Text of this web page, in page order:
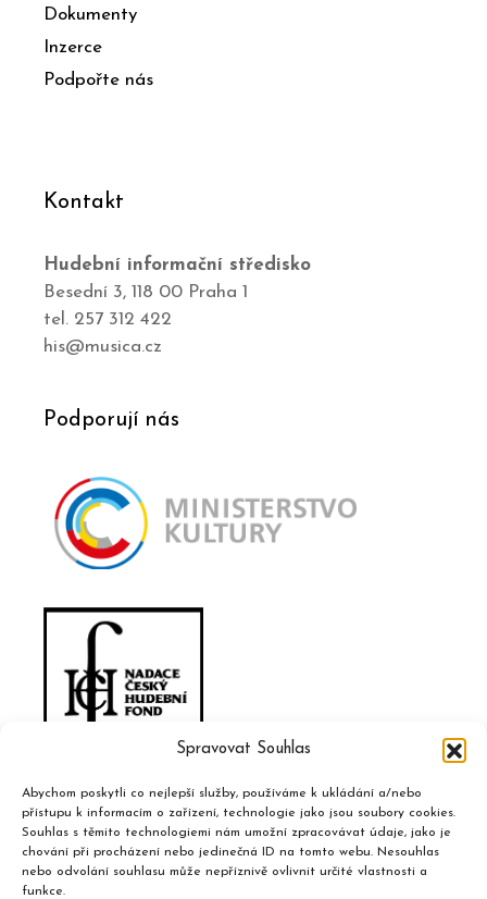
Spravovat Souhlas
Abychom poskytli co nejlepší služby, používáme k ukládání a/nebo
přístupu k informacím o zařízení, technologie jako jsou soubory cookies.
Souhlas s těmito technologiemi nám umožní zpracovávat údaje, jako je
chování při procházení nebo jedinečná ID na tomto webu. Nesouhlas
nebo odvolání souhlasu může nepříznivě ovlivnit určité vlastnosti a
funkce.
Dokumenty
Inzerce
Podpořte nás
Kontakt
Hudební informační středisko
Besední 3, 118 00 Praha 1
tel. 257 312 422
his@musica.cz
Podporují nás